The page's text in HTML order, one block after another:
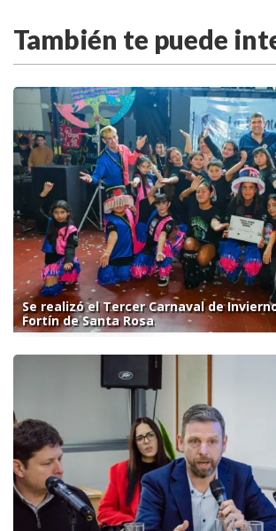
También te puede
Se realizó el Tercer Carnaval de
Fortín de Santa Rosa